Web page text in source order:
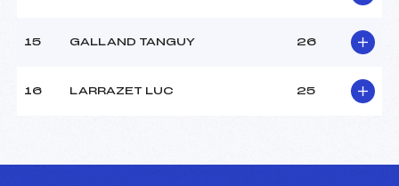
15 GALLAND TANGUY 26
16 LARRAZET LUC 25